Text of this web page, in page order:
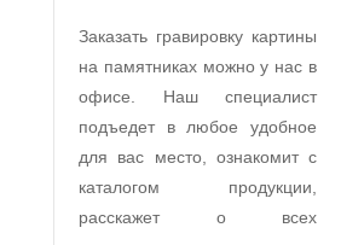
Заказать гравировку картины
на памятниках можно у нас в
офисе. Наш специалист
подъедет в любое удобное
для вас место, ознакомит с
каталогом продукции,
расскажет о всех